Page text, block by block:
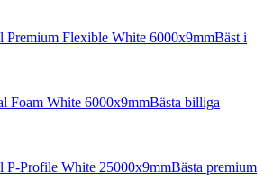
Premium Flexible White 6000x9mmBäst i
Foam White 6000x9mmBästa billiga
P-Profile White 25000x9mmBästa premium